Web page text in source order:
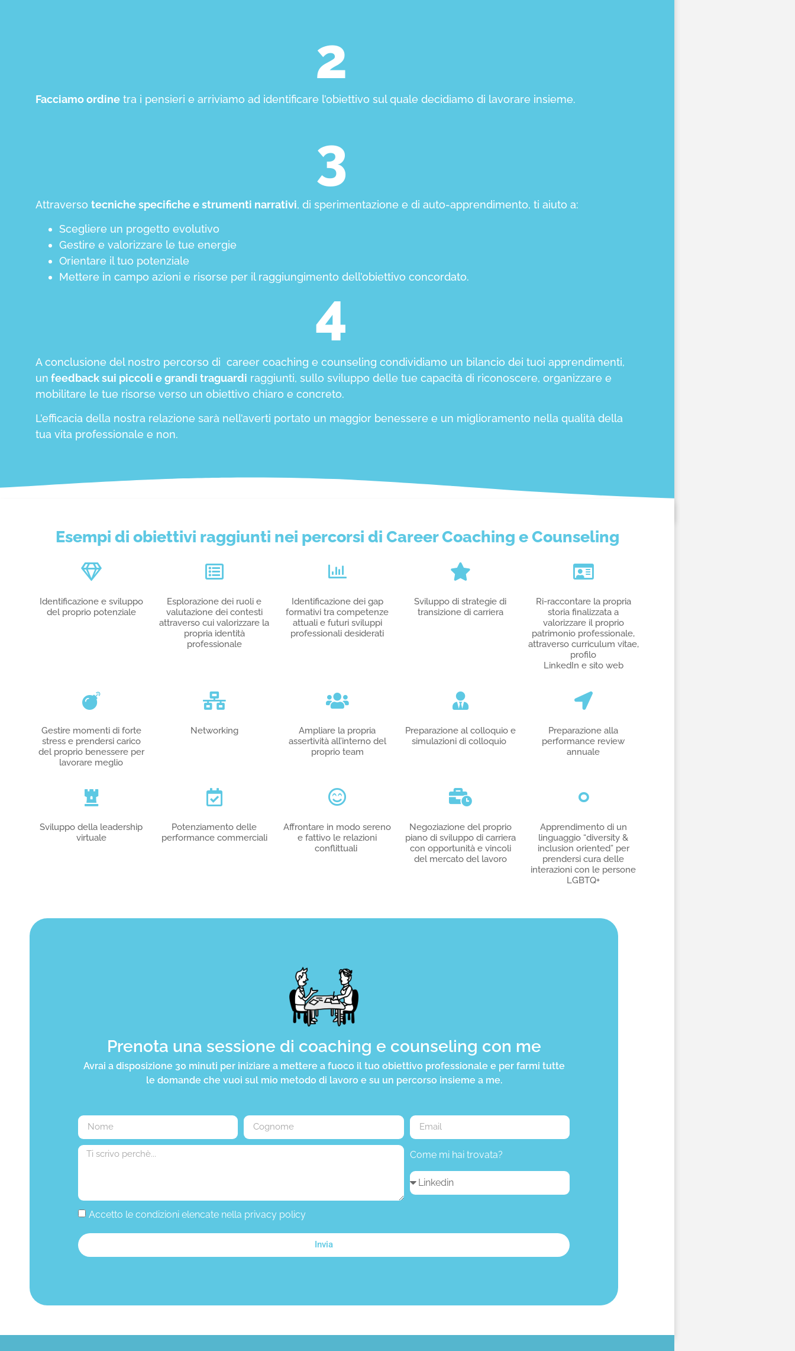
2
Facciamo ordine tra i pensieri e arriviamo ad identificare l’obiettivo sul quale decidiamo di lavorare insieme.
3
Attraverso tecniche specifiche e strumenti narrativi, di sperimentazione e di auto-apprendimento, ti aiuto a:
Scegliere un progetto evolutivo
Gestire e valorizzare le tue energie
Orientare il tuo potenziale
Mettere in campo azioni e risorse per il raggiungimento dell’obiettivo concordato.
4
A conclusione del nostro percorso di career coaching e counseling condividiamo un bilancio dei tuoi apprendimenti,
un feedback sui piccoli e grandi traguardi raggiunti, sullo sviluppo delle tue capacità di riconoscere, organizzare e
mobilitare le tue risorse verso un obiettivo chiaro e concreto.
L’efficacia della nostra relazione sarà nell’averti portato un maggior benessere e un miglioramento nella qualità della
tua vita professionale e non.
Esempi di obiettivi raggiunti nei percorsi di Career Coaching e Counseling
Identificazione e sviluppo
del proprio potenziale
Esplorazione dei ruoli e
valutazione dei contesti
attraverso cui valorizzare la
propria identità
professionale
Identificazione dei gap
formativi tra competenze
attuali e futuri sviluppi
professionali desiderati
Sviluppo di strategie di
transizione di carriera
Ri-raccontare la propria
storia finalizzata a
valorizzare il proprio
patrimonio professionale,
attraverso curriculum vitae,
profilo
LinkedIn e sito web
Gestire momenti di forte
stress e prendersi carico
del proprio benessere per
lavorare meglio
Networking
Ampliare la propria
assertività all’interno del
proprio team
Preparazione al colloquio e
simulazioni di colloquio
Preparazione alla
performance review
annuale
Sviluppo della leadership
virtuale
Potenziamento delle
performance commerciali
Affrontare in modo sereno
e fattivo le relazioni
conflittuali
Negoziazione del proprio
piano di sviluppo di carriera
con opportunità e vincoli
del mercato del lavoro
Apprendimento di un
linguaggio “diversity &
inclusion oriented” per
prendersi cura delle
interazioni con le persone
LGBTQ+
Prenota una sessione di coaching e counseling con me
Avrai a disposizione 30 minuti per iniziare a mettere a fuoco il tuo obiettivo professionale e per farmi tutte
le domande che vuoi sul mio metodo di lavoro e su un percorso insieme a me.
Come mi hai trovata?
Accetto le condizioni elencate nella privacy policy
Invia